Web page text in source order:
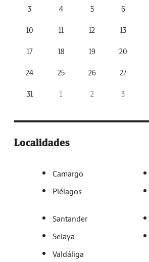
3 4 5 6
10 11 12 13
17 18 19 20
24 25 26 27
31 1 2 3
Localidades
Camargo
Piélagos
Santander
Selaya
Valdáliga